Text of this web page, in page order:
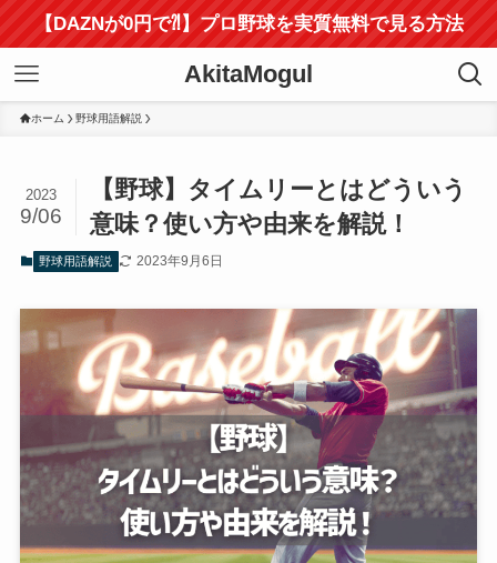
【DAZNが0円で⁈】プロ野球を実質無料で見る方法
AkitaMogul
ホーム 野球用語解説
【野球】タイムリーとはどういう
意味？使い方や由来を解説！
2023
9/06
野球用語解説 2023年9月6日